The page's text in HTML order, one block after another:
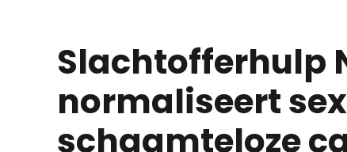
Slachtofferhulp
normaliseert
schaamteloze